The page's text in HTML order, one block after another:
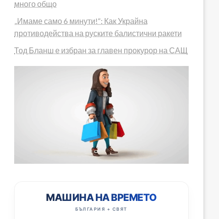
много общо
„Имаме само 6 минути!“: Как Украйна
противодейства на руските балистични ракети
Тод Бланш е избран за главен прокурор на САЩ
МАШИНА НА ВРЕМЕТО
БЪЛГАРИЯ + СВЯТ